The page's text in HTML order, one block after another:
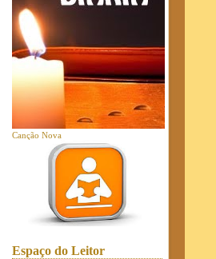
Canção Nova
Espaço do Leitor